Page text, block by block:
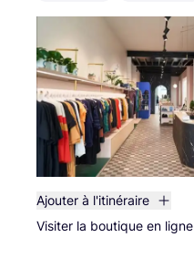
Ajouter à l'itinéraire
Visiter la boutique en ligne